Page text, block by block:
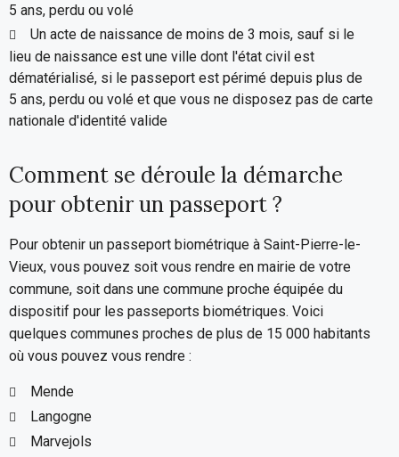
5 ans, perdu ou volé
Un acte de naissance de moins de 3 mois, sauf si le
lieu de naissance est une ville dont l'état civil est
dématérialisé, si le passeport est périmé depuis plus de
5 ans, perdu ou volé et que vous ne disposez pas de carte
nationale d'identité valide
Comment se déroule la démarche
pour obtenir un passeport ?
Pour obtenir un passeport biométrique à Saint-Pierre-le-
Vieux, vous pouvez soit vous rendre en mairie de votre
commune, soit dans une commune proche équipée du
dispositif pour les passeports biométriques. Voici
quelques communes proches de plus de 15 000 habitants
où vous pouvez vous rendre :
Mende
Langogne
Marvejols